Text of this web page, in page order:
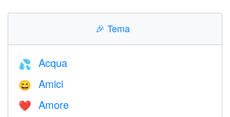
🎉 Tema
💦 Acqua
😄 Amici
❤️️ Amore